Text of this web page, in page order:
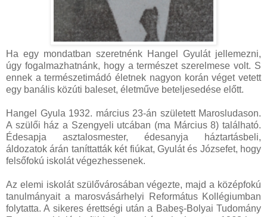
Ha egy mondatban szeretnénk Hangel Gyulát jellemezni,
úgy fogalmazhatnánk, hogy a természet szerelmese volt. S
ennek a természetimádó életnek nagyon korán véget vetett
egy banális közúti baleset, életműve beteljesedése előtt.
Hangel Gyula 1932. március 23-án született Marosludason.
A szülői ház a Szengyeli utcában (ma Március 8) található.
Édesapja asztalosmester, édesanyja háztartásbeli,
áldozatok árán taníttatták két fiúkat, Gyulát és Józsefet, hogy
felsőfokú iskolát végezhessenek.
Az elemi iskolát szülővárosában végezte, majd a középfokú
tanulmányait a marosvásárhelyi Református Kollégiumban
folytatta. A sikeres érettségi után a Babeş-Bolyai Tudomány